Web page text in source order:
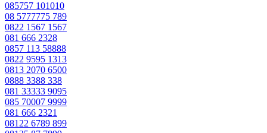
085757 101010
08 5777775 789
0822 1567 1567
081 666 2328
0857 113 58888
0822 9595 1313
0813 2070 6500
0888 3388 338
081 33333 9095
085 70007 9999
081 666 2321
08122 6789 899